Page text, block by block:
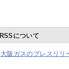
RSSについて
大阪ガスのプレスリリ